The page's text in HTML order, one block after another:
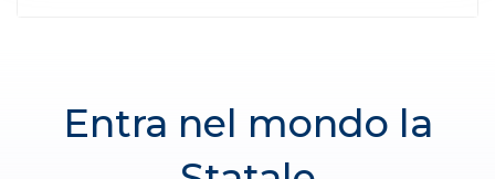
Entra nel mondo la